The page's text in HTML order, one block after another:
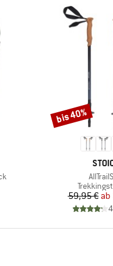
Preis
Artikel
59,95 € ab
Rabatt
bis 40%